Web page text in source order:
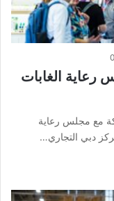
0
رعاية الغابات
مع مجلس رعاية